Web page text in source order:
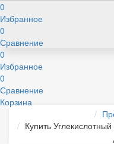
0
Избранное
0
Сравнение
0
Избранное
0
Сравнение
Корзина
Купить